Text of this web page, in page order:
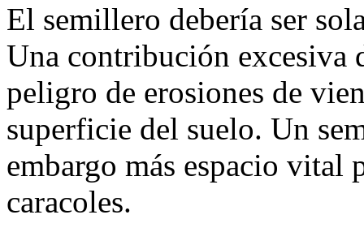
El semillero debería ser
Una contribución excesiva
peligro de erosiones de
superficie del suelo. Un
embargo más espacio vital
caracoles.